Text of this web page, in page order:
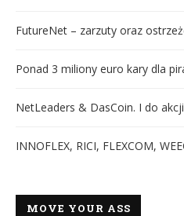
FutureNet – zarzuty oraz
Ponad 3 miliony euro kary dla
NetLeaders & DasCoin. I do
INNOFLEX, RICI, FLEXCOM,
MOVE YOUR ASS